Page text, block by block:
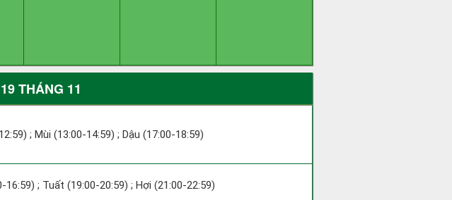
THÁNG 11
; Mùi (13:00-14:59) ; Dậu (17:00-18:59)
; Tuất (19:00-20:59) ; Hợi (21:00-22:59)